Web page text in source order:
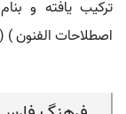
ترکیب یافته و
اصطلاحات الفنون )